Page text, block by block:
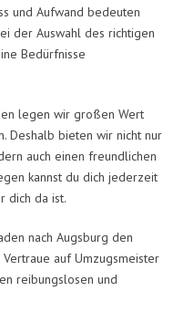
und Aufwand bedeuten
der Auswahl des richtigen
Bedürfnisse
legen wir großen Wert
Deshalb bieten wir nicht nur
auch einen freundlichen
kannst du dich jederzeit
dich da ist.
nach Augsburg den
auf Umzugsmeister
reibungslosen und